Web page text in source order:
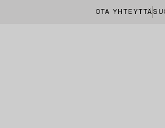
OTA YHTEYTTÄ